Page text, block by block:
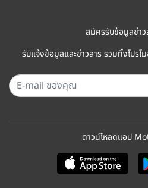
สมัครรับข้อมูลข่าว
รับแจ้งข้อมูลและข่าวสาร รวมทั้งโปร
ดาวน์โหลดแอป